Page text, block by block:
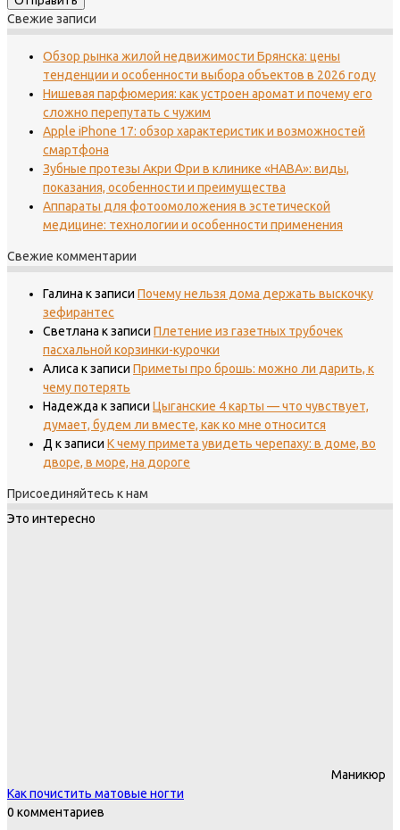
Свежие записи
Обзор рынка жилой недвижимости Брянска: цены
тенденции и особенности выбора объектов в 2026 году
Нишевая парфюмерия: как устроен аромат и почему его
сложно перепутать с чужим
Apple iPhone 17: обзор характеристик и возможностей
смартфона
Зубные протезы Акри Фри в клинике «НАВА»: виды,
показания, особенности и преимущества
Аппараты для фотоомоложения в эстетической
медицине: технологии и особенности применения
Свежие комментарии
Галина к записи Почему нельзя дома держать выскочку
зефирантес
Светлана к записи Плетение из газетных трубочек
пасхальной корзинки-курочки
Алиса к записи Приметы про брошь: можно ли дарить, к
чему потерять
Надежда к записи Цыганские 4 карты — что чувствует,
думает, будем ли вместе, как ко мне относится
Д к записи К чему примета увидеть черепаху: в доме, во
дворе, в море, на дороге
Присоединяйтесь к нам
Это интересно
Маникюр
Как почистить матовые ногти
0 комментариев